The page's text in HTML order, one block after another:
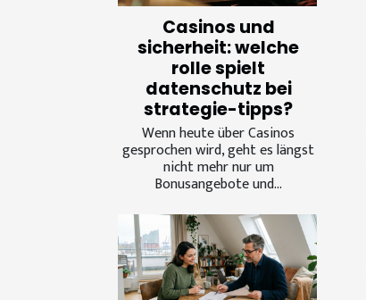
Casinos und
sicherheit: welche
rolle spielt
datenschutz bei
strategie-tipps?
Wenn heute über Casinos
gesprochen wird, geht es längst
nicht mehr nur um
Bonusangebote und...